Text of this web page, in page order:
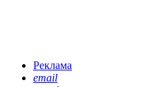
Реклама
email